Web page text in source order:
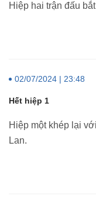
Hiệp hai trận đấu
02/07/2024 | 23:48
Hết hiệp 1
Hiệp một khép lại
Lan.